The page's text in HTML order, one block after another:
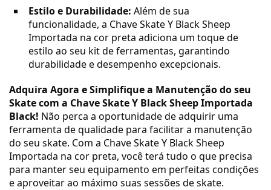
Estilo e Durabilidade: Além de sua
funcionalidade, a Chave Skate Y Black Sheep
Importada na cor preta adiciona um toque de
estilo ao seu kit de ferramentas, garantindo
durabilidade e desempenho excepcionais.
Adquira Agora e Simplifique a Manutenção do seu
Skate com a Chave Skate Y Black Sheep Importada
Black! Não perca a oportunidade de adquirir uma
ferramenta de qualidade para facilitar a manutenção
do seu skate. Com a Chave Skate Y Black Sheep
Importada na cor preta, você terá tudo o que precisa
para manter seu equipamento em perfeitas condições
e aproveitar ao máximo suas sessões de skate.